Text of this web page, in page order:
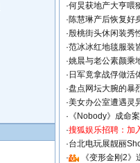
·何炅获地产大亨喂
·陈慧琳产后恢复好
·殷桃街头休闲装秀
·范冰冰红地毯服装
·姚晨与老公素颜乘
· 日军竟拿战俘做活
·盘点网坛大腕的暴
·美女办公室遭遇灵
· 《Nobody》成命
·搜狐娱乐招聘：加
·台北电玩展靓丽
·
《变形金刚2》